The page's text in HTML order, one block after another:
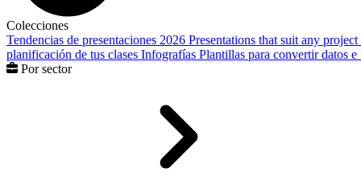
Colecciones
Tendencias de presentaciones 2026 Presentations that suit any project
planificación de tus clases Infografías Plantillas para convertir datos
Por sector